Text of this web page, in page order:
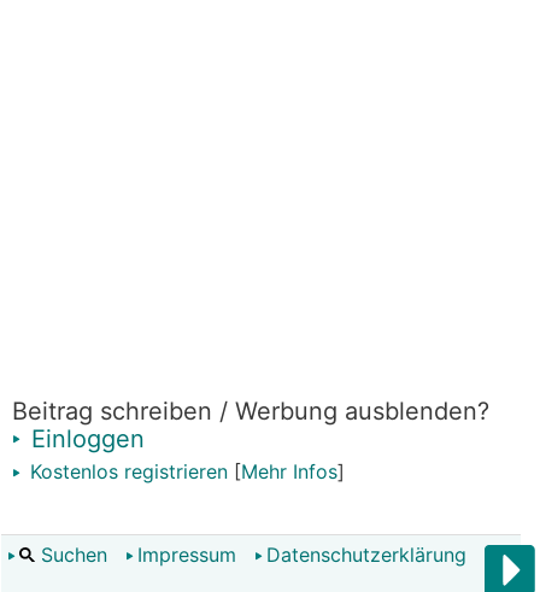
Beitrag schreiben / Werbung ausblenden?
Einloggen
Kostenlos registrieren [Mehr Infos]
Suchen Impressum
Datenschutzerklärung